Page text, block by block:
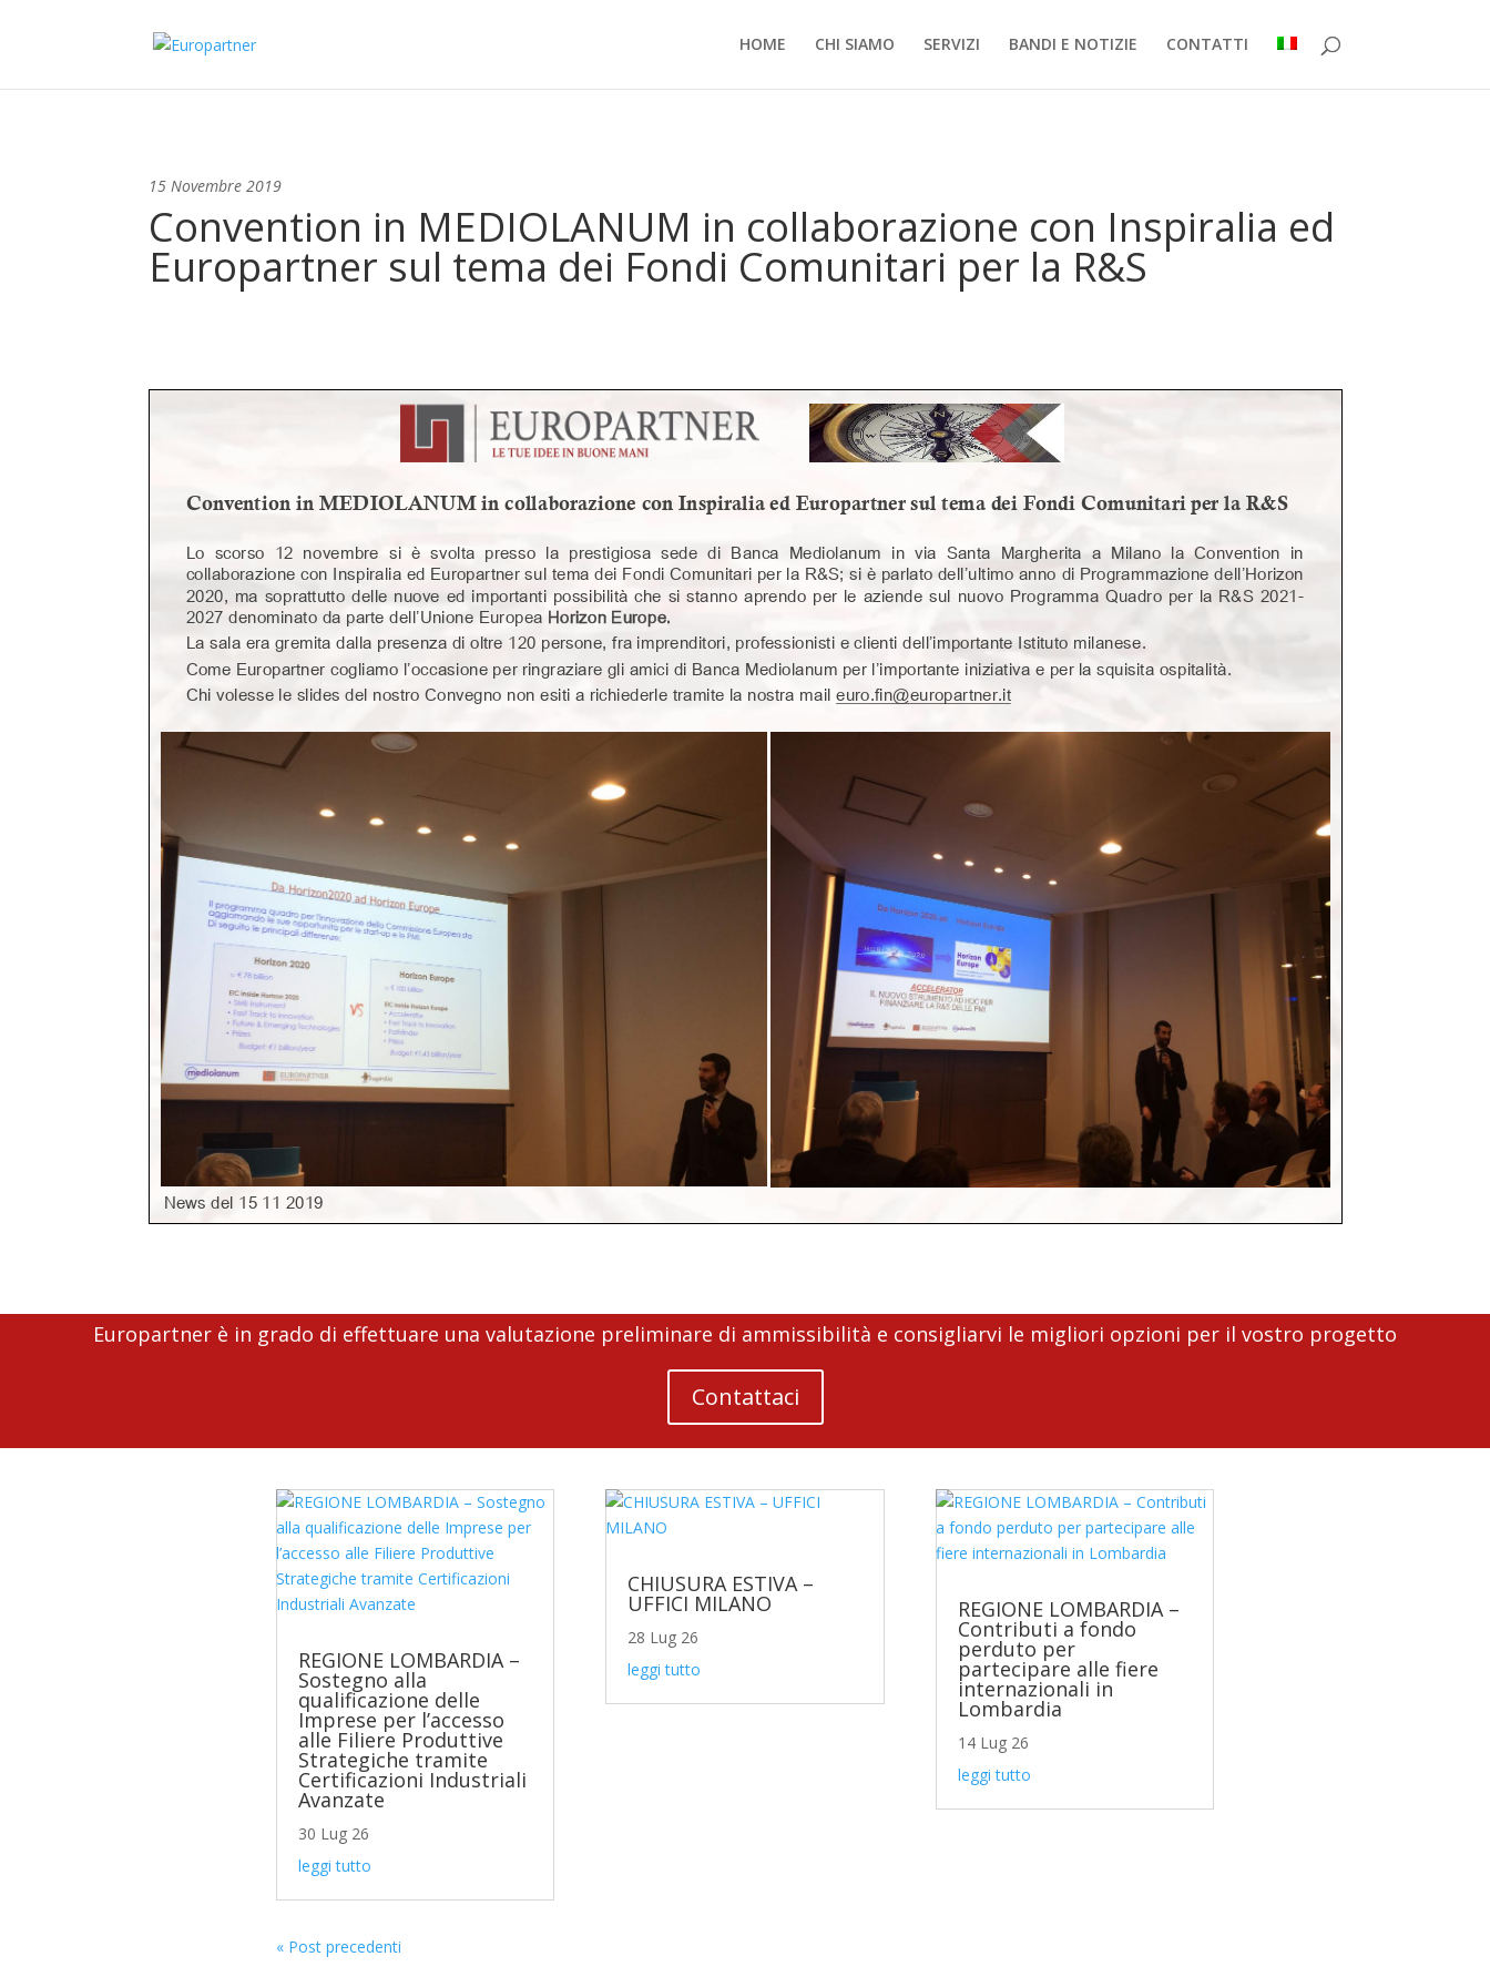
HOME CHI SIAMO SERVIZI BANDI E NOTIZIE CONTATTI
15 Novembre 2019
Convention in MEDIOLANUM in collaborazione con Inspiralia ed
Europartner sul tema dei Fondi Comunitari per la R&S
Europartner è in grado di effettuare una valutazione preliminare di ammissibilità e consigliarvi le migliori opzioni per il vostro progetto
Contattaci
REGIONE LOMBARDIA –
Sostegno alla
qualificazione delle
Imprese per l’accesso
alle Filiere Produttive
Strategiche tramite
Certificazioni Industriali
Avanzate
30 Lug 26
leggi tutto
CHIUSURA ESTIVA –
UFFICI MILANO
28 Lug 26
leggi tutto
REGIONE LOMBARDIA –
Contributi a fondo
perduto per
partecipare alle fiere
internazionali in
Lombardia
14 Lug 26
leggi tutto
« Post precedenti